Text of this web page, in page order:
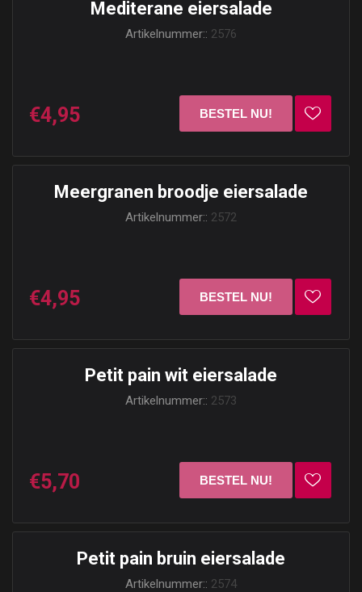
Mediterane eiersalade
Artikelnummer:: 2576
€4,95
Meergranen broodje eiersalade
Artikelnummer:: 2572
€4,95
Petit pain wit eiersalade
Artikelnummer:: 2573
€5,70
Petit pain bruin eiersalade
Artikelnummer:: 2574